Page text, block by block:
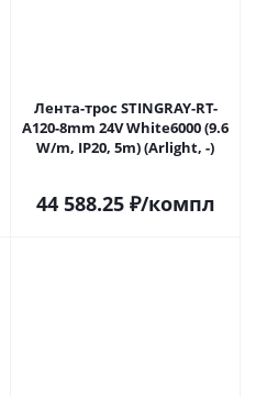
Лента-трос STINGRAY-RT-
A120-8mm 24V White6000 (9.6
W/m, IP20, 5m) (Arlight, -)
44 588.25₽/компл